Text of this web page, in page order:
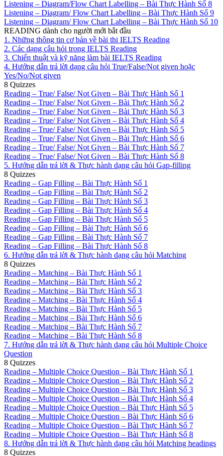
Listening – Diagram/Flow Chart Labelling – Bài Thực Hành Số 8
Listening – Diagram/ Flow Chart Labelling – Bài Thực Hành Số 9
Listening – Diagram/ Flow Chart Labelling – Bài Thực Hành Số 10
READING dành cho người mới bắt đầu
1. Những thông tin cơ bản về bài thi IELTS Reading
2. Các dạng câu hỏi trong IELTS Reading
3. Chiến thuật và kỹ năng làm bài IELTS Reading
4. Hướng dẫn trả lời dạng câu hỏi True/False/Not given hoặc
Yes/No/Not given
8 Quizzes
Reading – True/ False/ Not Given – Bài Thực Hành Số 1
Reading – True/ False/ Not Given – Bài Thực Hành Số 2
Reading – True/ False/ Not Given – Bài Thực Hành Số 3
Reading – True/ False/ Not Given – Bài Thực Hành Số 4
Reading – True/ False/ Not Given – Bài Thực Hành Số 5
Reading – True/ False/ Not Given – Bài Thực Hành Số 6
Reading – True/ False/ Not Given – Bài Thực Hành Số 7
Reading – True/ False/ Not Given – Bài Thực Hành Số 8
5. Hướng dẫn trả lời & Thực hành dạng câu hỏi Gap-filling
8 Quizzes
Reading – Gap Filling – Bài Thực Hành Số 1
Reading – Gap Filling – Bài Thực Hành Số 2
Reading – Gap Filling – Bài Thực Hành Số 3
Reading – Gap Filling – Bài Thực Hành Số 4
Reading – Gap Filling – Bài Thực Hành Số 5
Reading – Gap Filling – Bài Thực Hành Số 6
Reading – Gap Filling – Bài Thực Hành Số 7
Reading – Gap Filling – Bài Thực Hành Số 8
6. Hướng dẫn trả lời & Thực hành dạng câu hỏi Matching
8 Quizzes
Reading – Matching – Bài Thực Hành Số 1
Reading – Matching – Bài Thực Hành Số 2
Reading – Matching – Bài Thực Hành Số 3
Reading – Matching – Bài Thực Hành Số 4
Reading – Matching – Bài Thực Hành Số 5
Reading – Matching – Bài Thực Hành Số 6
Reading – Matching – Bài Thực Hành Số 7
Reading – Matching – Bài Thực Hành Số 8
7. Hướng dẫn trả lời & Thực hành dạng câu hỏi Multiple Choice
Question
8 Quizzes
Reading – Multiple Choice Question – Bài Thực Hành Số 1
Reading – Multiple Choice Question – Bài Thực Hành Số 2
Reading – Multiple Choice Question – Bài Thực Hành Số 3
Reading – Multiple Choice Question – Bài Thực Hành Số 4
Reading – Multiple Choice Question – Bài Thực Hành Số 5
Reading – Multiple Choice Question – Bài Thực Hành Số 6
Reading – Multiple Choice Question – Bài Thực Hành Số 7
Reading – Multiple Choice Question – Bài Thực Hành Số 8
8. Hướng dẫn trả lời & Thực hành dạng câu hỏi Matching headings
8 Quizzes